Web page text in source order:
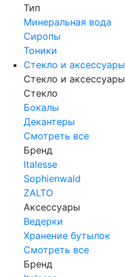
Тип
Минеральная вода
Сиропы
Тоники
Стекло и аксессуары
Стекло и аксессуары
Стекло
Бокалы
Декантеры
Смотреть все
Бренд
Italesse
Sophienwald
ZALTO
Аксессуары
Ведерки
Хранение бутылок
Смотреть все
Бренд